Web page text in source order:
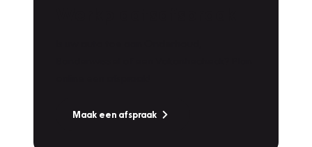
Maak een afspraak